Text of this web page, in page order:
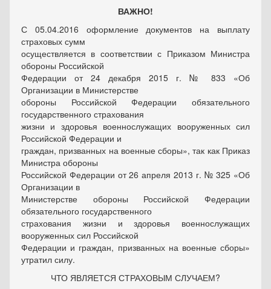
ВАЖНО!
С 05.04.2016 оформление документов на выплату
страховых сумм
осуществляется в соответствии с Приказом Министра
обороны Российской
Федерации от 24 декабря 2015 г. № 833 «Об
Организации в Министерстве
обороны Российской Федерации обязательного
государственного страхования
жизни и здоровья военнослужащих вооруженных сил
Российской Федерации и
граждан, призванных на военные сборы», так как Приказ
Министра обороны
Российской Федерации от 26 апреля 2013 г. № 325 «Об
Организации в
Министерстве обороны Российской Федерации
обязательного государственного
страхования жизни и здоровья военнослужащих
вооруженных сил Российской
Федерации и граждан, призванных на военные сборы»
утратил силу.
ЧТО ЯВЛЯЕТСЯ СТРАХОВЫМ СЛУЧАЕМ?